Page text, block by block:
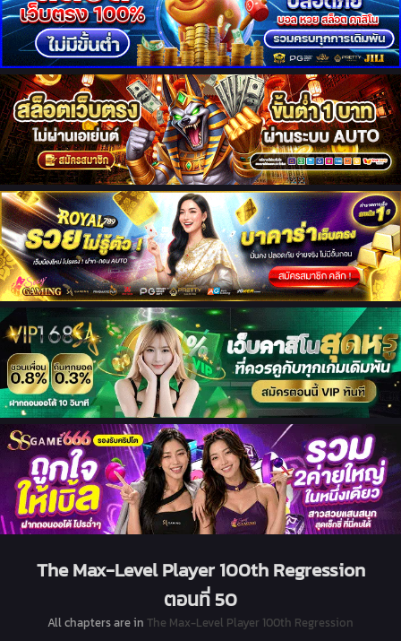
The Max-Level Player 100th Regression
ตอนที่ 50
All chapters are in The Max-Level Player 100th Regression